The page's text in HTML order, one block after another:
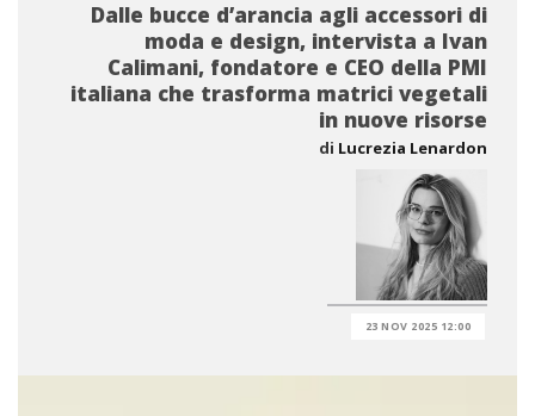
Dalle bucce d’arancia agli accessori di
moda e design, intervista a Ivan
Calimani, fondatore e CEO della PMI
italiana che trasforma matrici vegetali
in nuove risorse
di Lucrezia Lenardon
23 NOV 2025 12:00